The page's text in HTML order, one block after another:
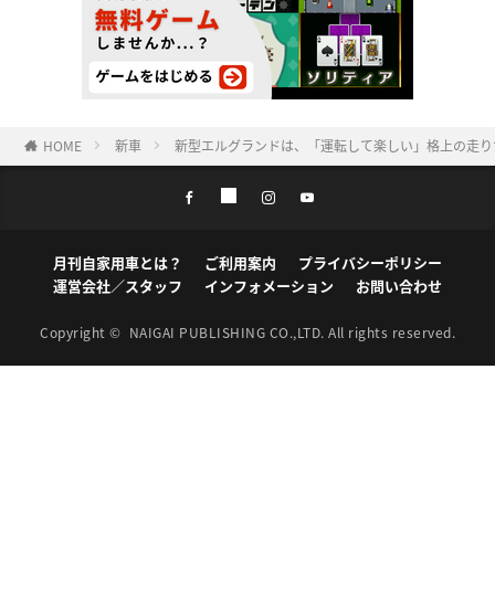
HOME 新車 新型エルグランドは、「運転して楽しい」格上の走
月刊自家用車とは？ ご利用案内
プライバシーポリシー
運営会社／スタッフ
インフォメーション お問い合わせ
Copyright © NAIGAI PUBLISHING CO.,LTD. All rights reserved.